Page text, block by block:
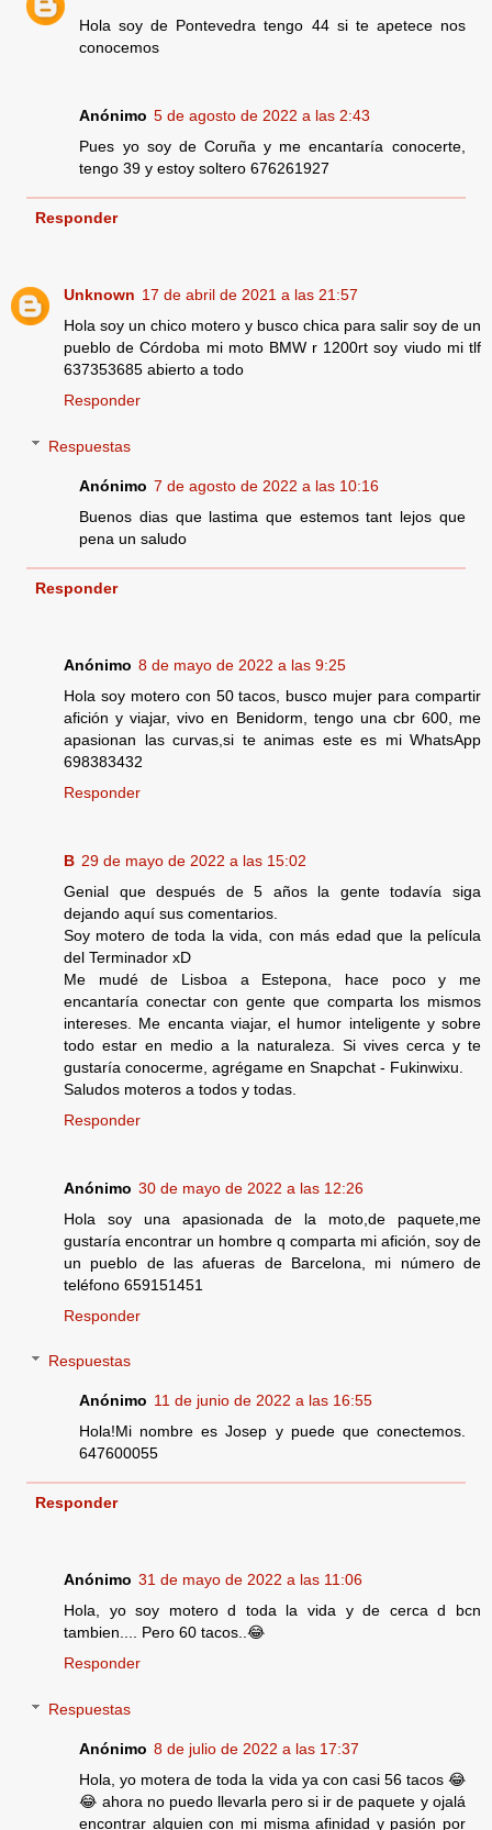
Hola soy de Pontevedra tengo 44 si te apetece nos
conocemos
Anónimo 5 de agosto de 2022 a las 2:43
Pues yo soy de Coruña y me encantaría conocerte,
tengo 39 y estoy soltero 676261927
Responder
Unknown 17 de abril de 2021 a las 21:57
Hola soy un chico motero y busco chica para salir soy de un
pueblo de Córdoba mi moto BMW r 1200rt soy viudo mi tlf
637353685 abierto a todo
Responder
Respuestas
Anónimo 7 de agosto de 2022 a las 10:16
Buenos dias que lastima que estemos tant lejos que
pena un saludo
Responder
Anónimo 8 de mayo de 2022 a las 9:25
Hola soy motero con 50 tacos, busco mujer para compartir
afición y viajar, vivo en Benidorm, tengo una cbr 600, me
apasionan las curvas,si te animas este es mi WhatsApp
698383432
Responder
B 29 de mayo de 2022 a las 15:02
Genial que después de 5 años la gente todavía siga
dejando aquí sus comentarios.
Soy motero de toda la vida, con más edad que la película
del Terminador xD
Me mudé de Lisboa a Estepona, hace poco y me
encantaría conectar con gente que comparta los mismos
intereses. Me encanta viajar, el humor inteligente y sobre
todo estar en medio a la naturaleza. Si vives cerca y te
gustaría conocerme, agrégame en Snapchat - Fukinwixu.
Saludos moteros a todos y todas.
Responder
Anónimo 30 de mayo de 2022 a las 12:26
Hola soy una apasionada de la moto,de paquete,me
gustaría encontrar un hombre q comparta mi afición, soy de
un pueblo de las afueras de Barcelona, mi número de
teléfono 659151451
Responder
Respuestas
Anónimo 11 de junio de 2022 a las 16:55
Hola!Mi nombre es Josep y puede que conectemos.
647600055
Responder
Anónimo 31 de mayo de 2022 a las 11:06
Hola, yo soy motero d toda la vida y de cerca d bcn
tambien.... Pero 60 tacos..😂
Responder
Respuestas
Anónimo 8 de julio de 2022 a las 17:37
Hola, yo motera de toda la vida ya con casi 56 tacos 😂
😂 ahora no puedo llevarla pero si ir de paquete y ojalá
encontrar alguien con mi misma afinidad y pasión por